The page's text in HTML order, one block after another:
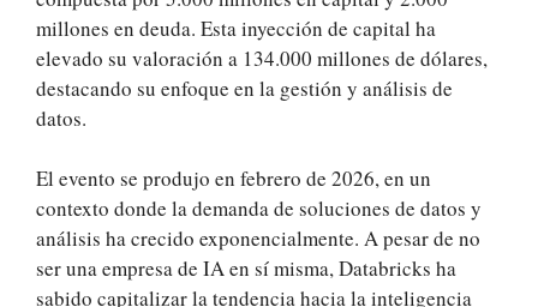
millones en deuda. Esta inyección de capital ha
elevado su valoración a 134.000 millones de dólares,
destacando su enfoque en la gestión y análisis de
datos.
El evento se produjo en febrero de 2026, en un
contexto donde la demanda de soluciones de datos y
análisis ha crecido exponencialmente. A pesar de no
ser una empresa de IA en sí misma, Databricks ha
sabido capitalizar la tendencia hacia la inteligencia